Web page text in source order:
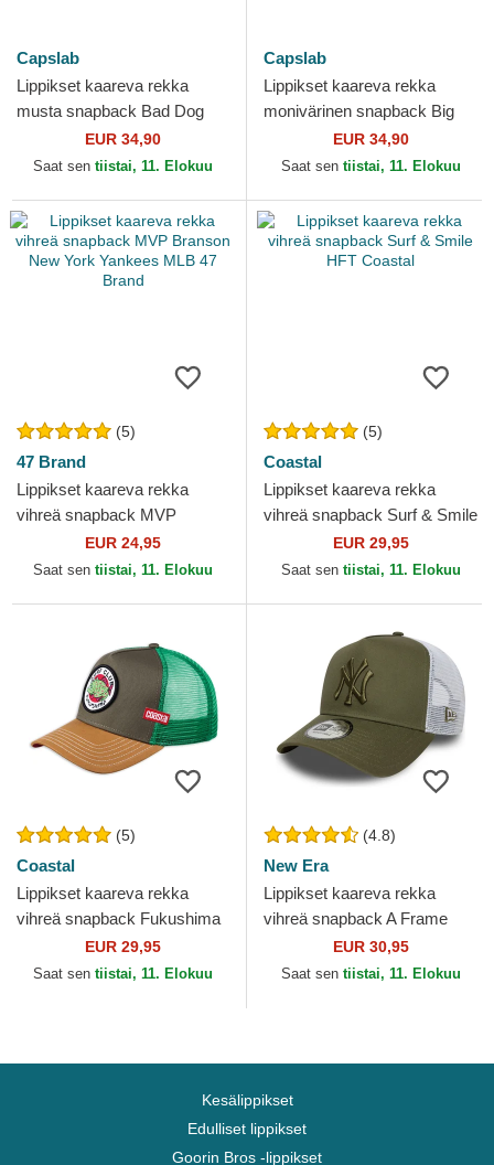
Capslab
Lippikset kaareva rekka
musta snapback Bad Dog
BADB Hip Hop Dogz
Capslab
EUR 34,90
Saat sen tiistai, 11. Elokuu
Capslab
Lippikset kaareva rekka
monivärinen snapback Big
Boy BIGB Hip Hop Dogz
Capslab
EUR 34,90
Saat sen tiistai, 11. Elokuu
(5)
47 Brand
Lippikset kaareva rekka
vihreä snapback MVP
Branson New York Yankees
MLB 47 Brand
EUR 24,95
Saat sen tiistai, 11. Elokuu
(5)
Coastal
Lippikset kaareva rekka
vihreä snapback Surf & Smile
HFT CoastalEUR 29,95
Saat sen tiistai, 11. Elokuu
(5)
Coastal
Lippikset kaareva rekka
vihreä snapback Fukushima
HFT CoastalEUR 29,95
Saat sen tiistai, 11. Elokuu
(4.8)
New Era
Lippikset kaareva rekka
vihreä snapback A Frame
League Essential New York
Yankees MLB New Era
EUR 30,95
Saat sen tiistai, 11. Elokuu
Kesälippikset
Edulliset lippikset
Goorin Bros -lippikset